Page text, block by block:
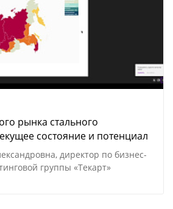
рынка стального
состояние и потенциал
директор по бизнес-
группы «Текарт»